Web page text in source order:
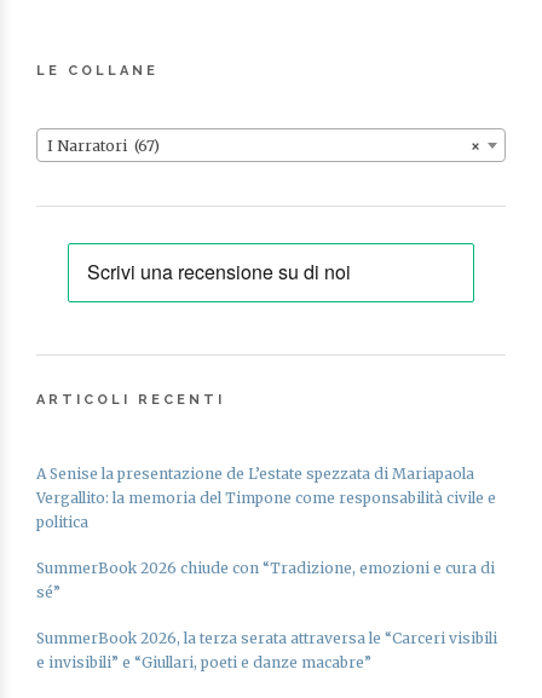
LE COLLANE
×
I Narratori (67)
ARTICOLI RECENTI
A Senise la presentazione de L’estate spezzata di Mariapaola
Vergallito: la memoria del Timpone come responsabilità civile e
politica
SummerBook 2026 chiude con “Tradizione, emozioni e cura di
sé”
SummerBook 2026, la terza serata attraversa le “Carceri visibili
e invisibili” e “Giullari, poeti e danze macabre”